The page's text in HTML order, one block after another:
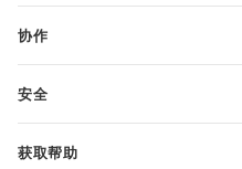
申请免费帐户
协作
翻译人员
安全
获取帮助